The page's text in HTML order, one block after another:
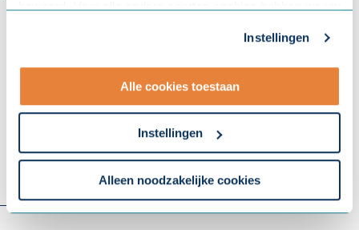
aanpassen. Met uw toestemming delen wij uw gegevens
- Lees hier onzeprivacyverklaringen onze
Om uw toestemmingsvoorkeur te wijzigen, klikt u op
Instellingen
Alle cookies toestaan
Instellingen
Alleen noodzakelijke cookies